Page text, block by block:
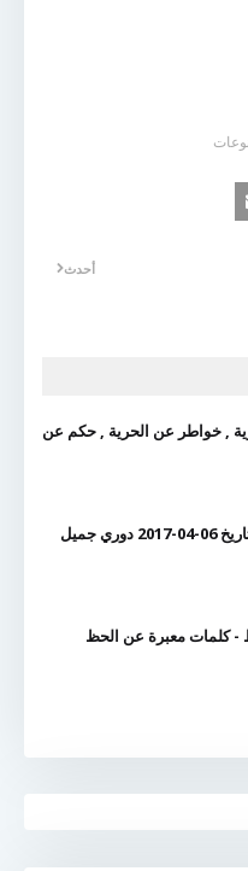
أحدث
, خواطر عن الحرية , حكم عن
مباراة الهلال والرائد بتاريخ 06-04-2017 دوري جميل
كلمات معبرة عن الحظ